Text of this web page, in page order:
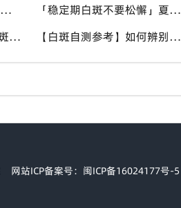
当心晒伤！白斑处缺少黑色素保护，晒伤后极易扩大，泉州中科白癜风医院教白癜风患者科学抵御日晒
「稳定期白斑不要松懈」夏秋气候多变，很多患者白斑再度活跃，泉州中科白癜风医院定期复查很重要
“多吃深色食物就能治好白斑？” 认知存在偏差，泉州中科白癜风医院科普白癜风营养补充正确方式
【白斑自测参考】如何辨别白癜风与汗斑？夏秋汗斑高发易混淆，泉州中科白癜风医院专业鉴别白斑类型
网站ICP备案号：闽ICP备16024177号-5